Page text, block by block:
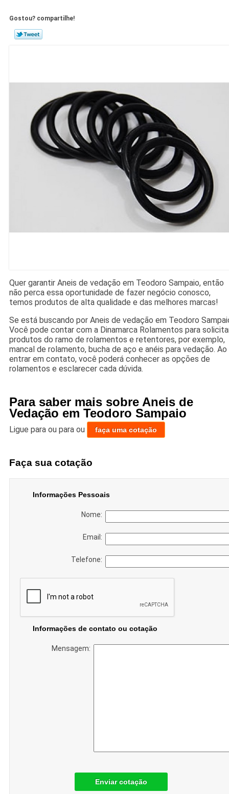
Gostou? compartilhe!
Quer garantir Aneis de vedação em Teodoro Sampaio, então
não perca essa oportunidade de fazer negócio conosco,
temos produtos de alta qualidade e das melhores marcas!
Se está buscando por Aneis de vedação em Teodoro
Você pode contar com a Dinamarca Rolamentos para
produtos do ramo de rolamentos e retentores, por exemplo,
mancal de rolamento, bucha de aço e anéis para vedação. Ao
entrar em contato, você poderá conhecer as opções de
rolamentos e esclarecer cada dúvida.
Para saber mais sobre Aneis de
Vedação em Teodoro Sampaio
Ligue para ou para ou faça uma cotação
Faça sua cotação
Informações Pessoais
Nome:
Email:
Telefone:
Informações de contato ou cotação
Mensagem:
Enviar cotação